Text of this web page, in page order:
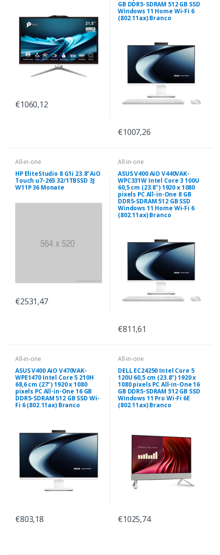
€1060,12
GB DDR5-SDRAM 512 GB SSD
Windows 11 Home Wi-Fi 6
(802.11ax) Branco
€1007,26
All-in-one
HP EliteStudio 8 G1i 23.8"AiO
Touch u7-265 32/1TBSSD 3J
W11P 36 Monate
€2531,47
All-in-one
ASUS V400 AiO V440VAK-
WPC331W Intel Core 3 100U
60,5 cm (23.8") 1920 x 1080
pixels PC All-in-One 8 GB
DDR5-SDRAM 512 GB SSD
Windows 11 Home Wi-Fi 6
(802.11ax) Branco
€811,61
All-in-one
ASUS V400 AiO V470VAK-
WPE1470 Intel Core 5 210H
68,6 cm (27") 1920 x 1080
pixels PC All-in-One 16 GB
DDR5-SDRAM 512 GB SSD Wi-
Fi 6 (802.11ax) Branco
€803,18
All-in-one
DELL EC24250 Intel Core 5
120U 60,5 cm (23.8") 1920 x
1080 pixels PC All-in-One 16
GB DDR5-SDRAM 512 GB SSD
Windows 11 Pro Wi-Fi 6E
(802.11ax) Branco
€1025,74